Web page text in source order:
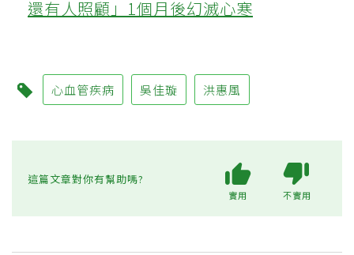
還有人照顧」1個月後幻滅心寒
心血管疾病 吳佳璇 洪惠風
這篇文章對你有幫助嗎?
實用 不實用